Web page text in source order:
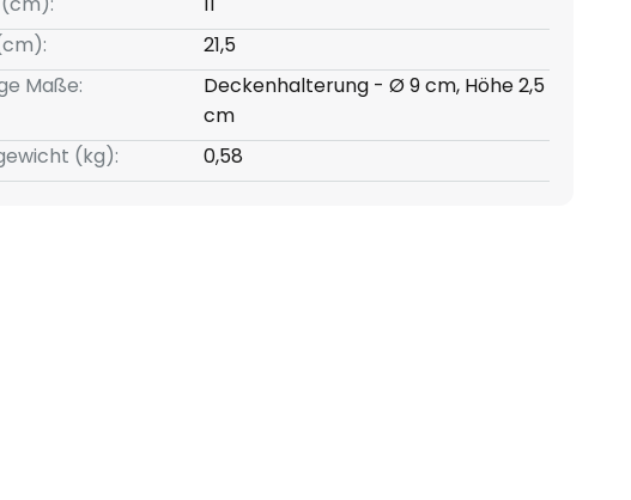
21,5
Maße:
Deckenhalterung - Ø 9 cm, Höhe 2,5
cm
(kg):
0,58